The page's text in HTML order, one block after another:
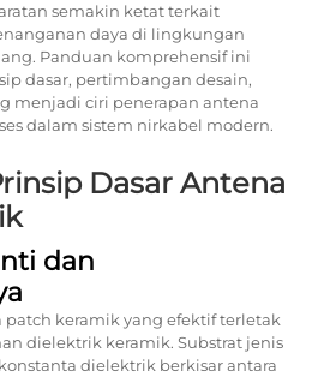
semakin ketat terkait
daya di lingkungan
Panduan komprehensif ini
dasar, pertimbangan desain,
menjadi ciri penerapan antena
dalam sistem nirkabel modern.
Dasar Antena
dan
patch keramik yang efektif terletak
dielektrik keramik. Substrat jenis
dielektrik berkisar antara